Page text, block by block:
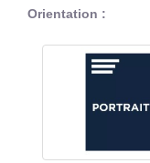
Orientation :